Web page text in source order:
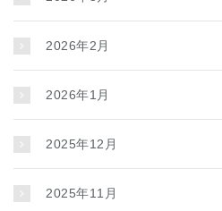
2026年2月
2026年1月
2025年12月
2025年11月